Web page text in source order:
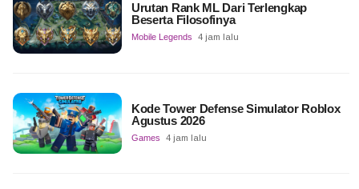
Urutan Rank ML Dari Terlengkap
Beserta Filosofinya
Mobile Legends 4 jam lalu
Kode Tower Defense Simulator Roblox
Agustus 2026
Games 4 jam lalu